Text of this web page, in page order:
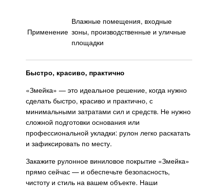
Применение
Влажные помещения, входные
зоны, производственные и уличные
площадки
Быстро, красиво, практично
«Змейка» — это идеальное решение, когда нужно
сделать быстро, красиво и практично, с
минимальными затратами сил и средств. Не нужно
сложной подготовки основания или
профессиональной укладки: рулон легко раскатать
и зафиксировать по месту.
Закажите рулонное виниловое покрытие «Змейка»
прямо сейчас — и обеспечьте безопасность,
чистоту и стиль на вашем объекте. Наши